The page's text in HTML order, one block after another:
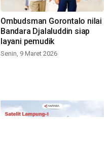
Ombudsman Gorontalo nilai
Bandara Djalaluddin siap
layani pemudik
Senin, 9 Maret 2026